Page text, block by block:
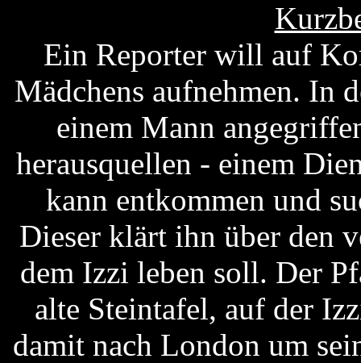
Ein Reporter will auf
Mädchens aufnehmen. In
einem Mann
herausquellen - einem
kann entkommen und
Dieser klärt ihn über den
dem Izzi leben soll. Der
alte Steintafel, auf der
damit nach London um